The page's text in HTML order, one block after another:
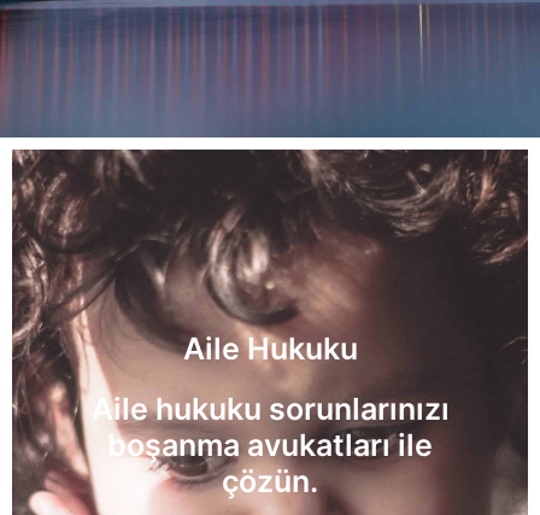
Aile Hukuku
Aile hukuku sorunlarınızı
boşanma avukatları ile
çözün.